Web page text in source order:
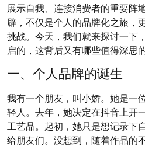
展示自我、连接消费者的重要阵
辟，不仅是个人的品牌化之旅，
挑战。今天，我们就来探讨一下
启的，这背后又有哪些值得深思
一、个人品牌的诞生
我有一个朋友，叫小娇。她是一
轻人。去年，她决定在抖音上开
工艺品。起初，她只是想记录下
给朋友们。没想到，随着作品的